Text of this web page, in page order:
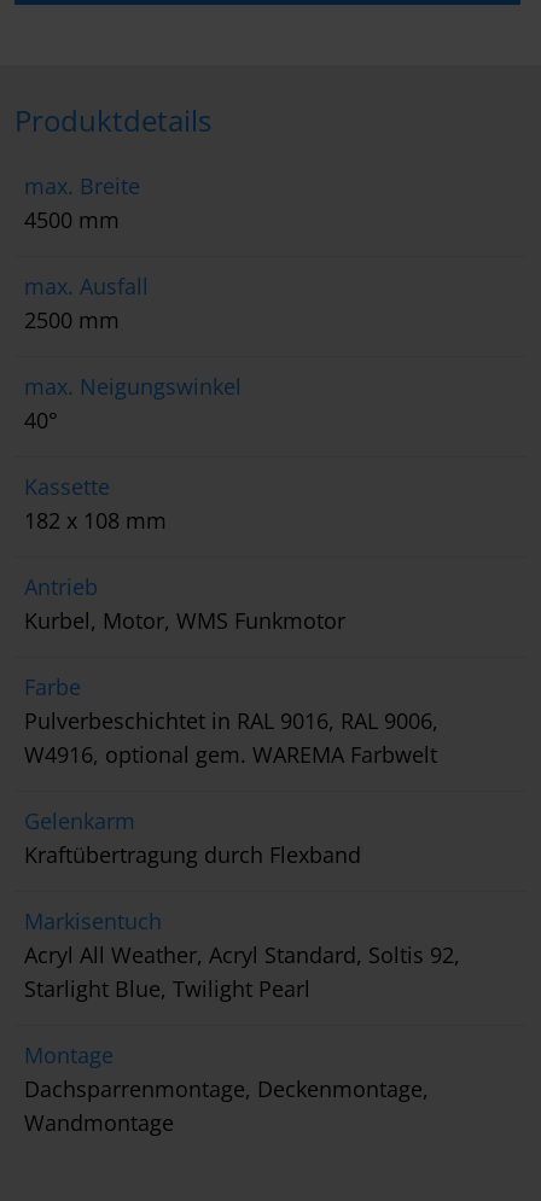
Produktdetails
max. Breite
4500 mm
max. Ausfall
2500 mm
max. Neigungswinkel
40°
Kassette
182 x 108 mm
Antrieb
Kurbel, Motor, WMS Funkmotor
Farbe
Pulverbeschichtet in RAL 9016, RAL 9006,
W4916, optional gem. WAREMA Farbwelt
Gelenkarm
Kraftübertragung durch Flexband
Markisentuch
Acryl All Weather, Acryl Standard, Soltis 92,
Starlight Blue, Twilight Pearl
Montage
Dachsparrenmontage, Deckenmontage,
Wandmontage